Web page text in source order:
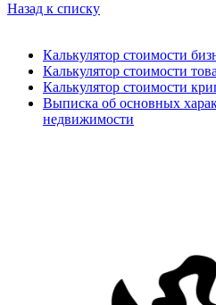
Назад к списку
Калькулятор стоимости
Калькулятор стоимости
Калькулятор стоимости
Выписка об основных
недвижимости